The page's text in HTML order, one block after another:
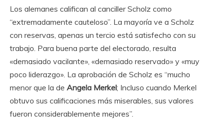
Los alemanes califican al canciller Scholz como
“extremadamente cauteloso”. La mayoría ve a Scholz
con reservas, apenas un tercio está satisfecho con su
trabajo. Para buena parte del electorado, resulta
«demasiado vacilante», «demasiado reservado» y «muy
poco liderazgo». La aprobación de Scholz es “mucho
menor que la de Angela Merkel; Incluso cuando Merkel
obtuvo sus calificaciones más miserables, sus valores
fueron considerablemente mejores”.